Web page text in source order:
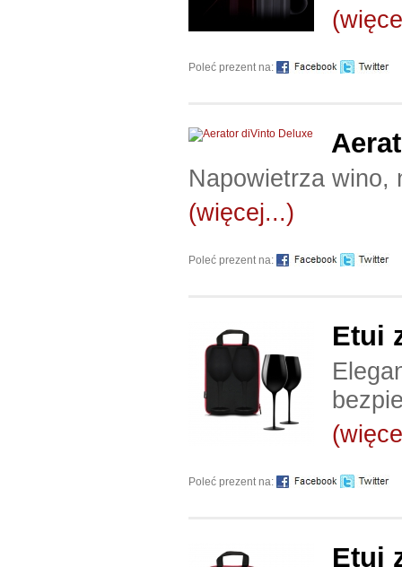
Poleć prezent na:
Napowietrza wino,
(więcej...)
Poleć prezent na:
Etui
Poleć prezent na:
Etui